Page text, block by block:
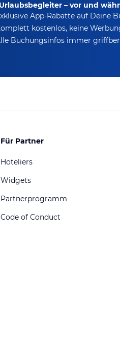
– vor und
App-Rabatteauf Deine
kostenlos, keine
Buchungsinfos immer
Für Partner
Hoteliers
Widgets
Partnerprogramm
Code of Conduct